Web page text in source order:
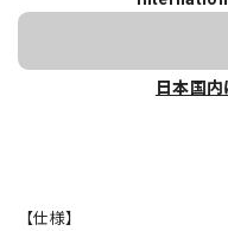
日本国
【仕様】